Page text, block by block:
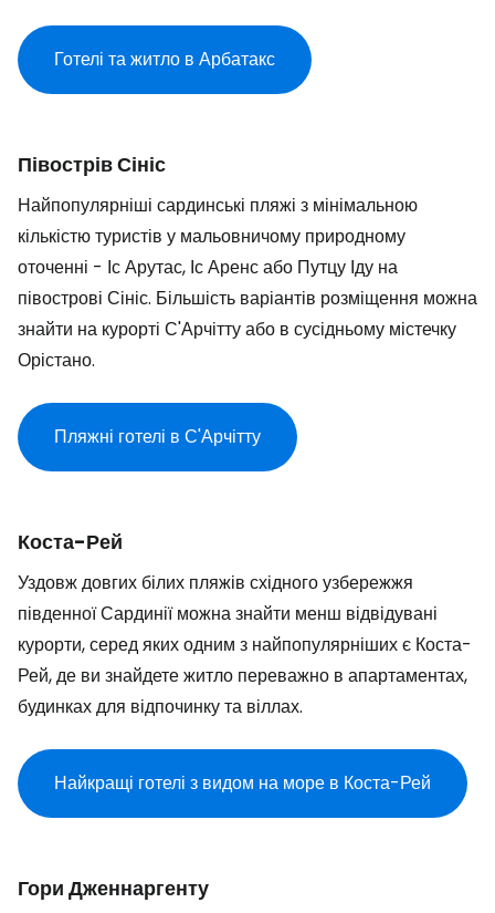
Готелі та житло в Арбатакс
Півострів Сініс
Найпопулярніші сардинські пляжі з мінімальною
кількістю туристів у мальовничому природному
оточенні - Іс Арутас, Іс Аренс або Путцу Іду на
півострові Сініс. Більшість варіантів розміщення можна
знайти на курорті С'Арчітту або в сусідньому містечку
Орістано.
Пляжні готелі в С'Арчітту
Коста-Рей
Уздовж довгих білих пляжів східного узбережжя
південної Сардинії можна знайти менш відвідувані
курорти, серед яких одним з найпопулярніших є Коста-
Рей, де ви знайдете житло переважно в апартаментах,
будинках для відпочинку та віллах.
Найкращі готелі з видом на море в Коста-Рей
Гори Дженнаргенту